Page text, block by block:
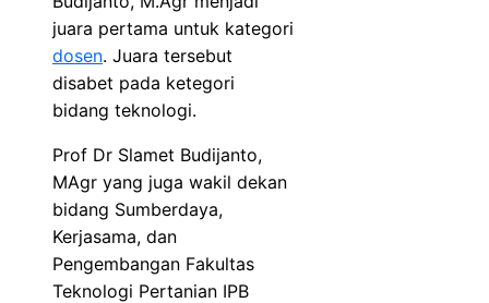
juara pertama untuk kategori
dosen. Juara tersebut
disabet pada ketegori
bidang teknologi.
Prof Dr Slamet Budijanto,
MAgr yang juga wakil dekan
bidang Sumberdaya,
Kerjasama, dan
Pengembangan Fakultas
Teknologi Pertanian IPB